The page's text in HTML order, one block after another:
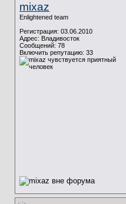
mixaz
Enlightened team
Регистрация: 03.06.2010
Адрес: Владивосток
Сообщений: 78
Включить репутацию: 33